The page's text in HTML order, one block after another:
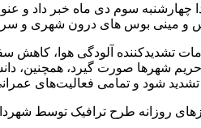
و مینی بوس های درون شهری و
تشدیدکننده آلودگی هوا،
شهرها صورت گیرد، همچنین،
تشدید شود و تمامی فعالیت‌های
روزانه طرح ترافیک توسط